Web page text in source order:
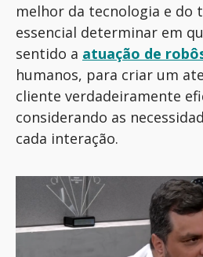
melhor da tecnologia e do
essencial determinar em
sentido a atuação de
humanos, para criar um
cliente verdadeiramente
considerando as
cada interação.